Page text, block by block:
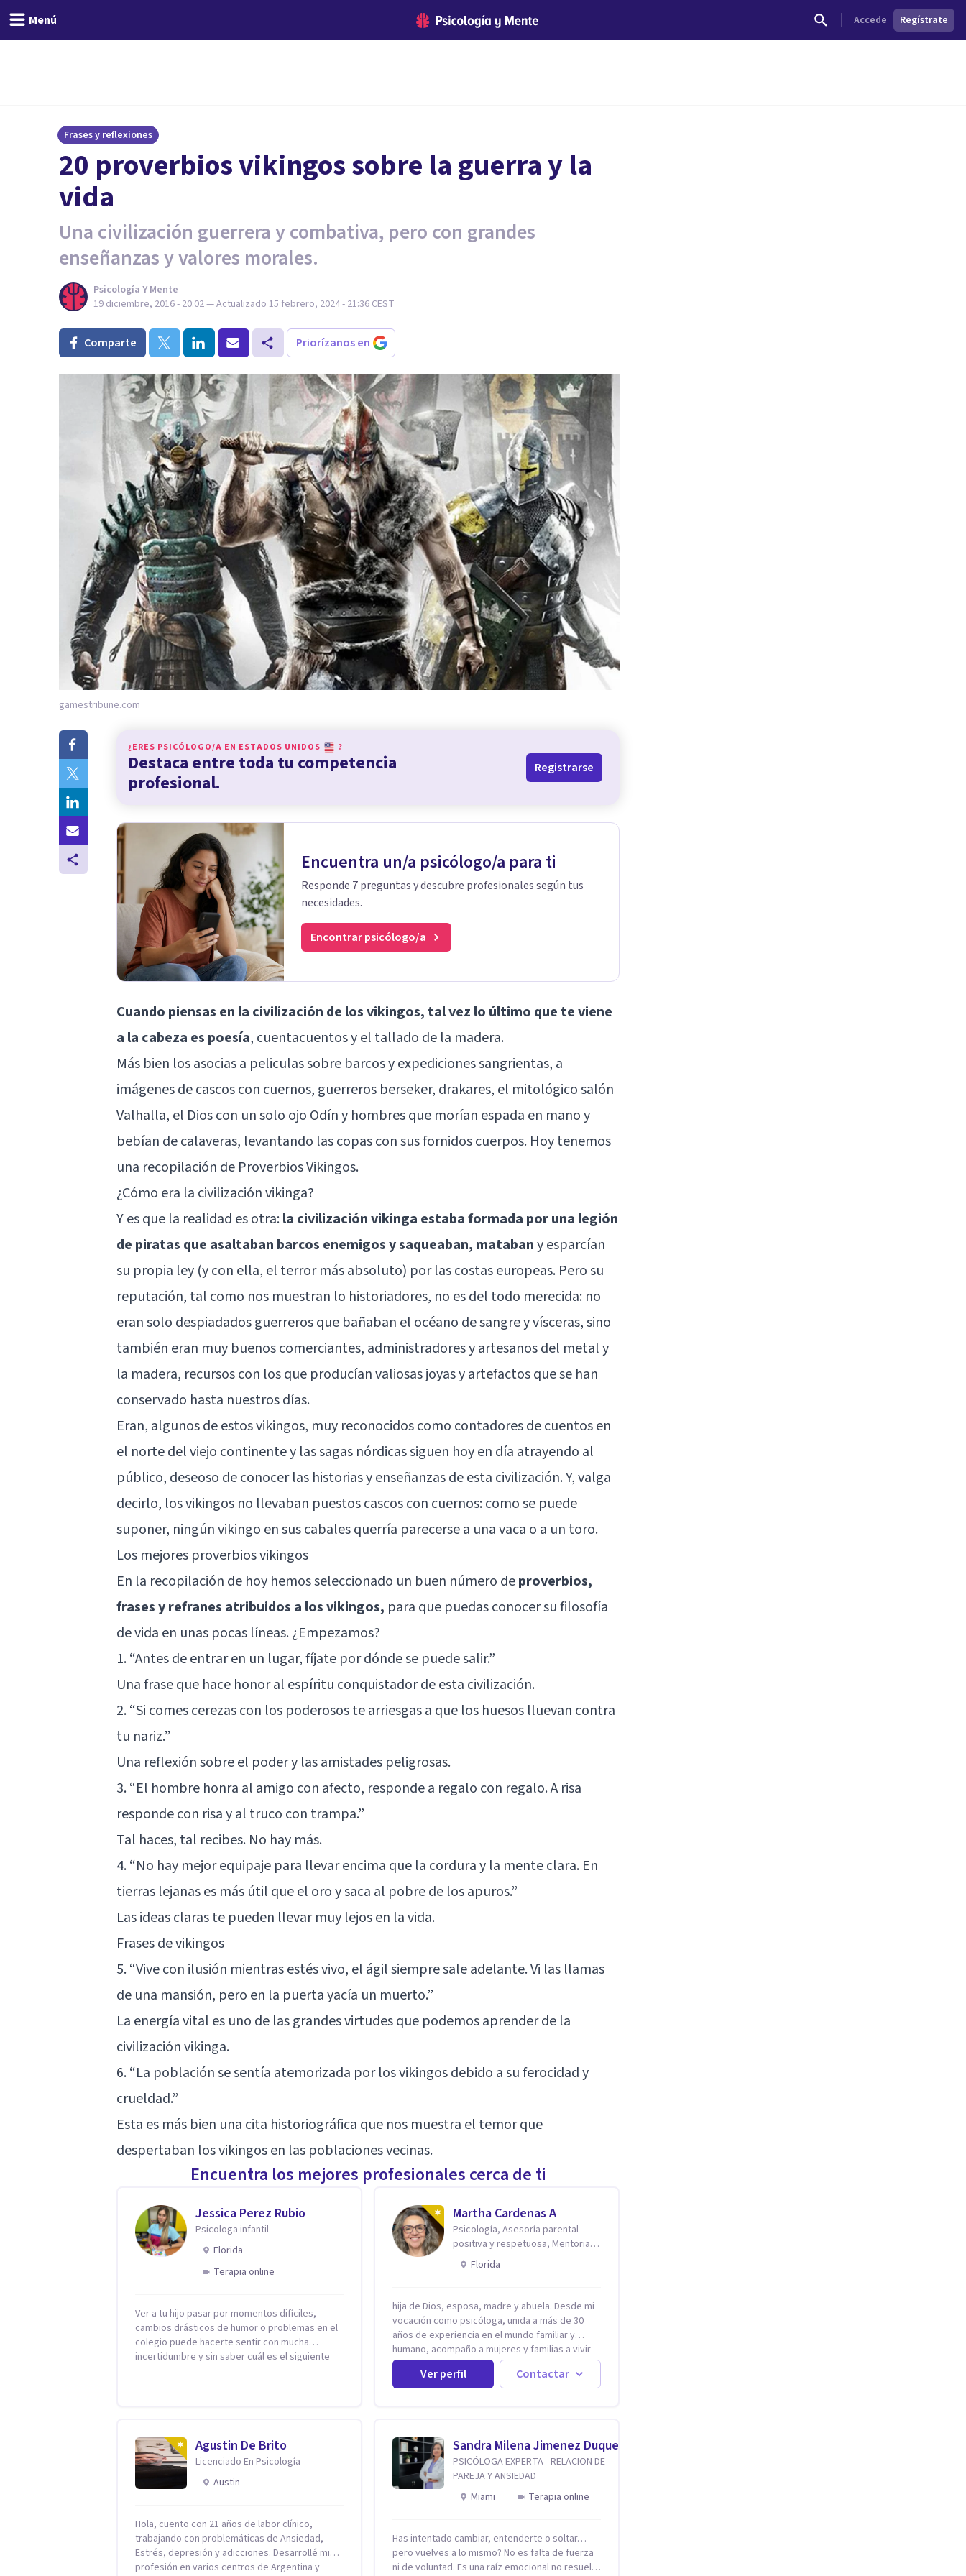
Menú Accede Regístrate
Frases y reflexiones
20 proverbios vikingos sobre la guerra y la
vida
Una civilización guerrera y combativa, pero con grandes
enseñanzas y valores morales.
Psicología Y Mente
19 diciembre, 2016 - 20:02— Actualizado 15 febrero, 2024 - 21:36 CEST
Comparte Priorízanos en
gamestribune.com
¿ERES PSICÓLOGO/A EN ESTADOS UNIDOS ?
Destaca entre toda tu competencia
profesional.
Registrarse
Encuentra un/a psicólogo/a para ti
Responde 7 preguntas y descubre profesionales según tus
necesidades.
Encontrar psicólogo/a
Cuando piensas en la civilización de losvikingos, tal vez lo último que te viene
a la cabeza es poesía, cuentacuentos y el tallado de la madera.
Más bien los asocias a peliculas sobre barcos y expediciones sangrientas, a
imágenes de cascos con cuernos, guerreros berseker, drakares, el mitológico salón
Valhalla, el Dios con un solo ojo Odín y hombres que morían espada en mano y
bebían de calaveras, levantando las copas con sus fornidos cuerpos. Hoy tenemos
una recopilación de Proverbios Vikingos.
¿Cómo era la civilización vikinga?
Y es que la realidad es otra:la civilización vikinga estaba formada por una legión
de piratas que asaltaban barcos enemigos ysaqueaban, matabany esparcían
su propia ley (y con ella, el terror más absoluto) por las costas europeas. Pero su
reputación, tal como nos muestran lo historiadores, no es del todo merecida: no
eran solo despiadados guerreros que bañaban el océano de sangre y vísceras, sino
también eran muy buenos comerciantes, administradores y artesanos del metal y
la madera, recursos con los que producían valiosas joyas y artefactos que se han
conservado hasta nuestros días.
Eran, algunos de estos vikingos, muy reconocidos como contadores de cuentos en
el norte del viejo continente y las sagas nórdicas siguen hoy en día atrayendo al
público, deseoso de conocer las historias y enseñanzas de esta civilización. Y, valga
decirlo, los vikingos no llevaban puestos cascos con cuernos: como se puede
suponer, ningún vikingo en sus cabales querría parecerse a una vaca o a un toro.
Los mejores proverbios vikingos
En la recopilación de hoy hemos seleccionado un buen número deproverbios,
frases y refranes atribuidos a los vikingos, para que puedas conocer su filosofía
de vida en unas pocas líneas. ¿Empezamos?
1. “Antes de entrar en un lugar, fíjate por dónde se puede salir.”
Una frase que hace honor al espíritu conquistador de esta civilización.
2. “Si comes cerezas con los poderosos te arriesgas a que los huesos lluevan contra
tu nariz.”
Una reflexión sobre el poder y las amistades peligrosas.
3. “El hombre honra al amigo con afecto, responde a regalo con regalo. A risa
responde con risa y al truco con trampa.”
Tal haces, tal recibes. No hay más.
4. “No hay mejor equipaje para llevar encima que la cordura y la mente clara. En
tierras lejanas es más útil que el oro y saca al pobre de los apuros.”
Las ideas claras te pueden llevar muy lejos en la vida.
Frases de vikingos
5. “Vive con ilusión mientras estés vivo, el ágil siempre sale adelante. Vi las llamas
de una mansión, pero en la puerta yacía un muerto.”
La energía vital es uno de las grandes virtudes que podemos aprender de la
civilización vikinga.
6. “La población se sentía atemorizada por los vikingos debido a su ferocidad y
crueldad.”
Esta es más bien una cita historiográfica que nos muestra el temor que
despertaban los vikingos en las poblaciones vecinas.
Encuentra los mejores profesionales cerca de ti
Jessica Perez Rubio
Psicologa infantil
Florida
Terapia online
Ver a tu hijo pasar por momentos difíciles,
cambios drásticos de humor o problemas en el
colegio puede hacerte sentir con mucha
incertidumbre y sin saber cuál es el siguiente
de herramientas prácticas y dinámicas
adaptadas a la edad de cada menor, dejando de
lado las etiquetas y los tecnicismos. Mi forma
de trabajar se centra en entender las
necesaria para superar sus retos y
fortaleciendo la comunicación entre ustedes.
Acompaño a niños y adolescentes que están
lidiando con la ansiedad, la timidez, la rebeldía o
Martha Cardenas A
Psicología, Asesoría parental
positiva y respetuosa, Mentoria
reconexión contigo
Florida
hija de Dios, esposa, madre y abuela. Desde mi
vocación como psicóloga, unida a más de 30
años de experiencia en el mundo familiar y
humano, acompaño a mujeres y familias a vivir
con mayor paz, claridad y confianza en sí
mismas. Creo profundamente que la vida está
hecha de etapas, y que cada ciclo —personal,
una combinación de psicología positiva,
enfoque humanista, herramientas
contemporáneas de bienestar mental y
espiritualidad, para que puedas recorrer tu
propio camino sintiéndote sostenida,
sanar lo que aún pesa, fortalecer tu autoestima,
transformar la relación contigo misma y con
quienes amas, y enseñarte herramientas
Ver perfil Contactar
Agustin De Brito
Licenciado En Psicología
Austin
Hola, cuento con 21 años de labor clínico,
trabajando con problemáticas de Ansiedad,
Estrés, depresión y adicciones. Desarrollé mi
profesión en varios centros de Argentina y
Sandra Milena Jimenez Duque
PSICÓLOGA EXPERTA - RELACION DE
PAREJA Y ANSIEDAD
Miami
Terapia online
Has intentado cambiar, entenderte o soltar…
pero vuelves a lo mismo? No es falta de fuerza
ni de voluntad. Es una raíz emocional no resuelta